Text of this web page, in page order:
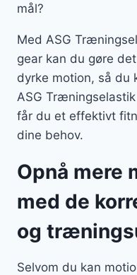
mål?
Med ASG
gear kan du gøre
dyrke motion, så du
ASG
får du et effektivt
dine behov.
Opnå mere
med de
og
Selvom du kan